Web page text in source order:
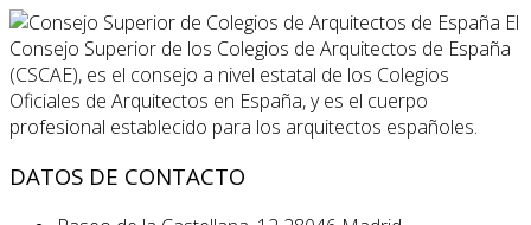
El
Consejo Superior de los Colegios de Arquitectos de España
(CSCAE), es el consejo a nivel estatal de los Colegios
Oficiales de Arquitectos en España, y es el cuerpo
profesional establecido para los arquitectos españoles.
DATOS DE CONTACTO